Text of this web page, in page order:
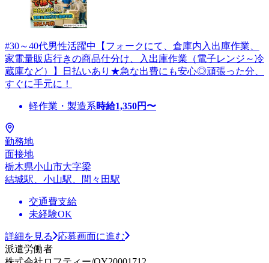
#30～40代男性活躍中【フォークにて、倉庫内入出庫作業、
家電量販店行きの商品仕分け、入出庫作業（電子レンジ～冷
蔵庫など）】日払いあり★急な出費にも安心◎頑張った分、
すぐに手元に！
軽作業・製造系時給1,350円〜
勤務地
面接地
栃木県小山市大字梁
結城駅、小山駅、間々田駅
交通費支給
未経験OK
詳細を見る
応募画面に進む
派遣労働者